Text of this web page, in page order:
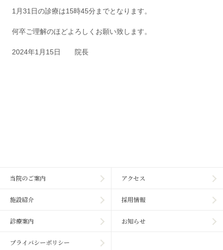
1月31日の診療は15時45分までとなります。
何卒ご理解のほどよろしくお願い致します。
2024年1月15日 院長
当院のご案内
施設紹介
診療案内
プライバシーポリシー
アクセス
採用情報
お知らせ